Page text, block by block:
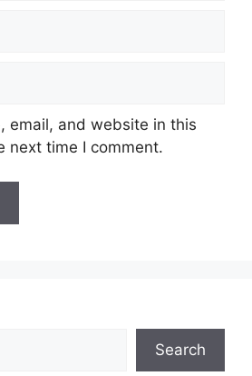
email, and website in this
next time I comment.
Search